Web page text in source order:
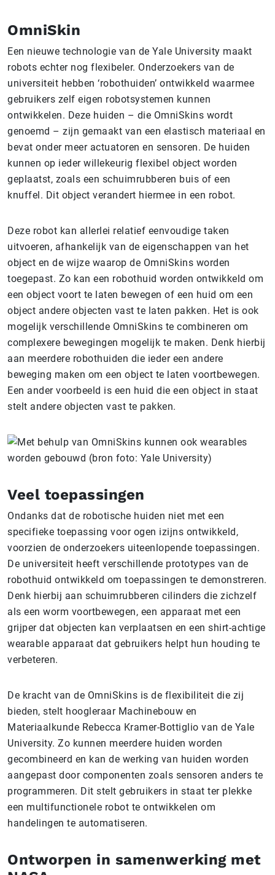
OmniSkin
Een nieuwe technologie van de Yale University maakt
robots echter nog flexibeler. Onderzoekers van de
universiteit hebben ‘robothuiden’ ontwikkeld waarmee
gebruikers zelf eigen robotsystemen kunnen
ontwikkelen. Deze huiden – die OmniSkins wordt
genoemd – zijn gemaakt van een elastisch materiaal en
bevat onder meer actuatoren en sensoren. De huiden
kunnen op ieder willekeurig flexibel object worden
geplaatst, zoals een schuimrubberen buis of een
knuffel. Dit object verandert hiermee in een robot.
Deze robot kan allerlei relatief eenvoudige taken
uitvoeren, afhankelijk van de eigenschappen van het
object en de wijze waarop de OmniSkins worden
toegepast. Zo kan een robothuid worden ontwikkeld om
een object voort te laten bewegen of een huid om een
object andere objecten vast te laten pakken. Het is ook
mogelijk verschillende OmniSkins te combineren om
complexere bewegingen mogelijk te maken. Denk hierbij
aan meerdere robothuiden die ieder een andere
beweging maken om een object te laten voortbewegen.
Een ander voorbeeld is een huid die een object in staat
stelt andere objecten vast te pakken.
Veel toepassingen
Ondanks dat de robotische huiden niet met een
specifieke toepassing voor ogen izijns ontwikkeld,
voorzien de onderzoekers uiteenlopende toepassingen.
De universiteit heeft verschillende prototypes van de
robothuid ontwikkeld om toepassingen te demonstreren.
Denk hierbij aan schuimrubberen cilinders die zichzelf
als een worm voortbewegen, een apparaat met een
grijper dat objecten kan verplaatsen en een shirt-achtige
wearable apparaat dat gebruikers helpt hun houding te
verbeteren.
De kracht van de OmniSkins is de flexibiliteit die zij
bieden, stelt hoogleraar Machinebouw en
Materiaalkunde Rebecca Kramer-Bottiglio van de Yale
University. Zo kunnen meerdere huiden worden
gecombineerd en kan de werking van huiden worden
aangepast door componenten zoals sensoren anders te
programmeren. Dit stelt gebruikers in staat ter plekke
een multifunctionele robot te ontwikkelen om
handelingen te automatiseren.
Ontworpen in samenwerking met